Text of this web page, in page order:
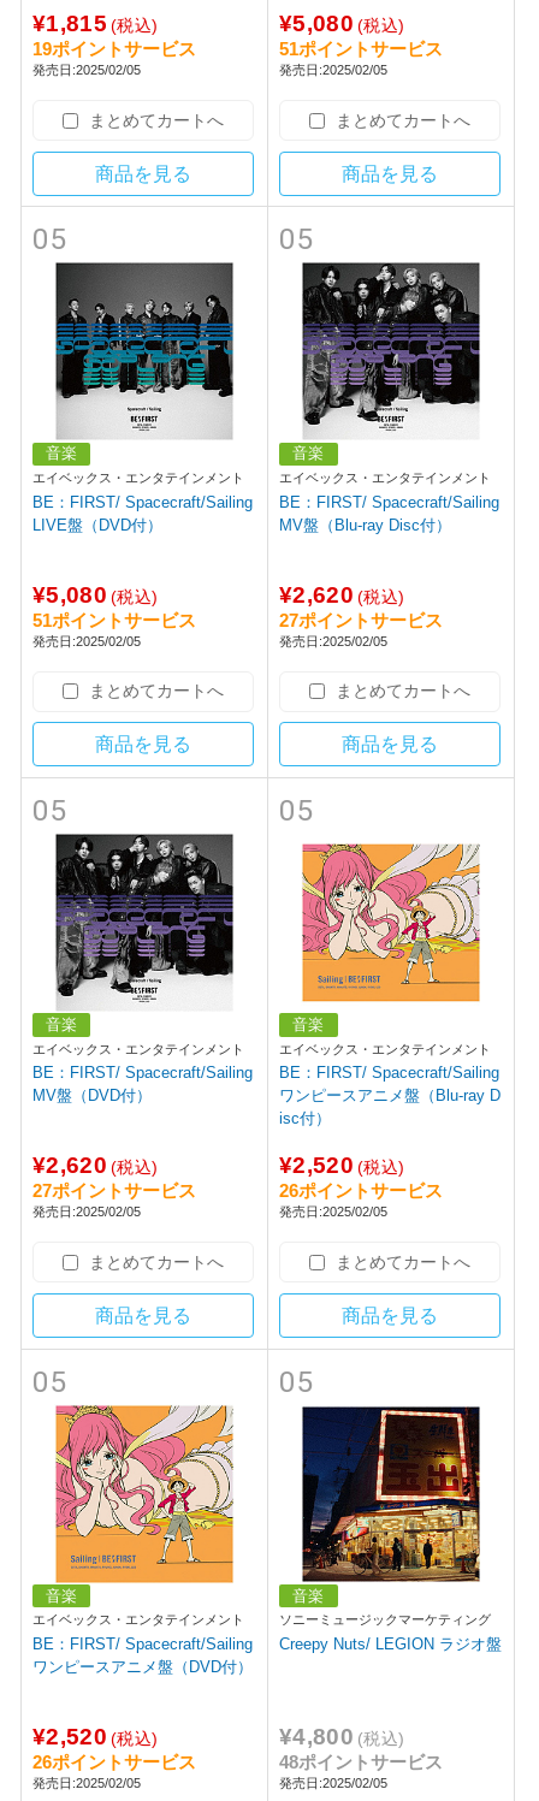
¥1,815 (税込)
19ポイントサービス
発売日:2025/02/05
まとめてカートへ
商品を見る
¥5,080 (税込)
51ポイントサービス
発売日:2025/02/05
まとめてカートへ
商品を見る
05
音楽
エイベックス・エンタテインメント
BE：FIRST/ Spacecraft/Sailing
LIVE盤（DVD付）
¥5,080 (税込)
51ポイントサービス
発売日:2025/02/05
まとめてカートへ
商品を見る
05
音楽
エイベックス・エンタテインメント
BE：FIRST/ Spacecraft/Sailing
MV盤（Blu-ray Disc付）
¥2,620 (税込)
27ポイントサービス
発売日:2025/02/05
まとめてカートへ
商品を見る
05
音楽
エイベックス・エンタテインメント
BE：FIRST/ Spacecraft/Sailing
MV盤（DVD付）
¥2,620 (税込)
27ポイントサービス
発売日:2025/02/05
まとめてカートへ
商品を見る
05
音楽
エイベックス・エンタテインメント
BE：FIRST/ Spacecraft/Sailing
ワンピースアニメ盤（Blu-ray D
isc付）
¥2,520 (税込)
26ポイントサービス
発売日:2025/02/05
まとめてカートへ
商品を見る
05
音楽
エイベックス・エンタテインメント
BE：FIRST/ Spacecraft/Sailing
ワンピースアニメ盤（DVD付）
¥2,520 (税込)
26ポイントサービス
発売日:2025/02/05
05
音楽
ソニーミュージックマーケティング
Creepy Nuts/ LEGION ラジオ盤
¥4,800 (税込)
48ポイントサービス
発売日:2025/02/05